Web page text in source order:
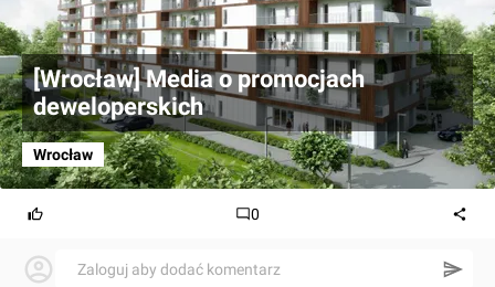
[Wrocław] Media o promocjach
deweloperskich
Wrocław
0
Zaloguj aby dodać komentarz